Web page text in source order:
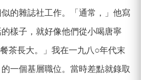
的雜誌社工作。「通常，」他寫
樣子，就好像他們從小喝唐寧
餐茶長大。」我在一九八○年代末
一個基層職位。當時差點就錄取